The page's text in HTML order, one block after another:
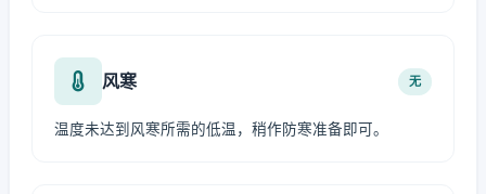
风寒 无
温度未达到风寒所需的低温，稍作防寒准备即可。